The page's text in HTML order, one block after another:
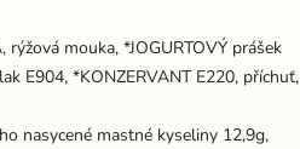
mouka, *JOGURTOVÝ prášek
E904, *KONZERVANT E220, příchuť,
nasycené mastné kyseliny 12,9g,